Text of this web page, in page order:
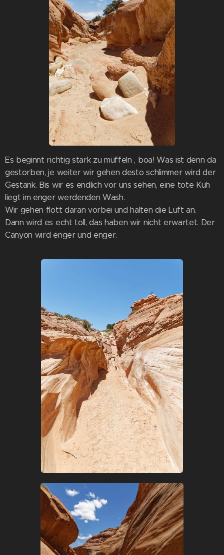
Es beginnt richtig stark zu müffeln , boa! Was ist denn da
gestorben, je weiter wir gehen desto schlimmer wird der
Gestank. Bis wir es endlich vor uns sehen, eine tote Kuh
liegt im enger werdenden Wash.
Wir gehen flott daran vorbei und halten die Luft an.
Dann wird es echt toll, das haben wir nicht erwartet. Der
Canyon wird enger und enger.